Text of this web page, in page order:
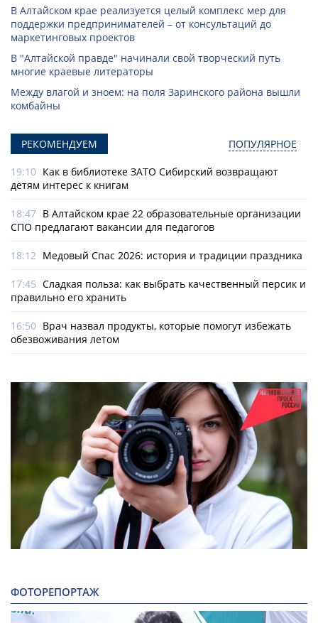
В Алтайском крае реализуется целый комплекс мер для
поддержки предпринимателей – от консультаций до
маркетинговых проектов
В "Алтайской правде" начинали свой творческий путь
многие краевые литераторы
Между влагой и зноем: на поля Заринского района вышли
комбайны
РЕКОМЕНДУЕМ ПОПУЛЯРНОЕ
19:10 Как в библиотеке ЗАТО Сибирский возвращают
детям интерес к книгам
18:47 В Алтайском крае 22 образовательные организации
СПО предлагают вакансии для педагогов
18:12 Медовый Спас 2026: история и традиции праздника
17:45 Сладкая польза: как выбрать качественный персик и
правильно его хранить
16:50 Врач назвал продукты, которые помогут избежать
обезвоживания летом
ФОТОРЕПОРТАЖ